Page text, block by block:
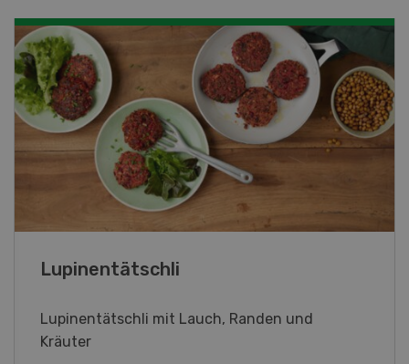
Frühlingsrollen
Frühlingsrollen mit Poulet